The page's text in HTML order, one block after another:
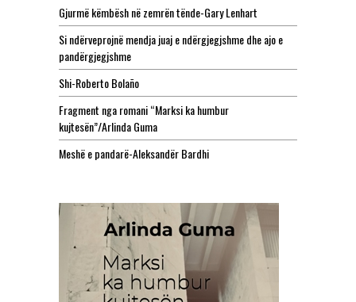
Gjurmë këmbësh në zemrën tënde-Gary Lenhart
Si ndërveprojnë mendja juaj e ndërgjegjshme dhe ajo e
pandërgjegjshme
Shi-Roberto Bolaño
Fragment nga romani “Marksi ka humbur
kujtesën”/Arlinda Guma
Meshë e pandarë-Aleksandër Bardhi